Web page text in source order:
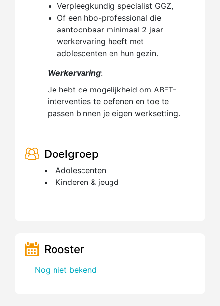
Verpleegkundig specialist GGZ,
Of een hbo-professional die
aantoonbaar minimaal 2 jaar
werkervaring heeft met
adolescenten en hun gezin.
Werkervaring:
Je hebt de mogelijkheid om ABFT-
interventies te oefenen en toe te
passen binnen je eigen werksetting.
Doelgroep
Adolescenten
Kinderen & jeugd
Rooster
Nog niet bekend